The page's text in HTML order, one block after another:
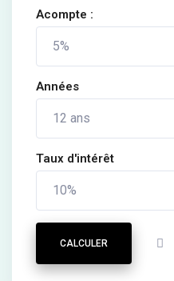
Acompte :
Années
Taux d'intérêt
CALCULER